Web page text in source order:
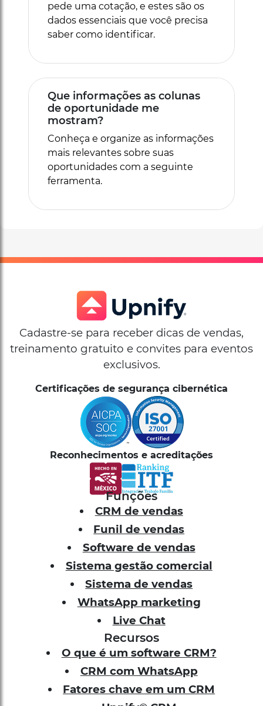
pede uma cotação, e estes são os
dados essenciais que você precisa
saber como identificar.
Que informações as colunas
de oportunidade me
mostram?
Conheça e organize as informações
mais relevantes sobre suas
oportunidades com a seguinte
ferramenta.
Cadastre-se para receber dicas de vendas,
treinamento gratuito e convites para eventos
exclusivos.
Certificações de segurança cibernética
Reconhecimentos e acreditações
Funções
CRM de vendas
Funil de vendas
Software de vendas
Sistema gestão comercial
Sistema de vendas
WhatsApp marketing
Live Chat
Recursos
O que é um software CRM?
CRM com WhatsApp
Fatores chave em um CRM